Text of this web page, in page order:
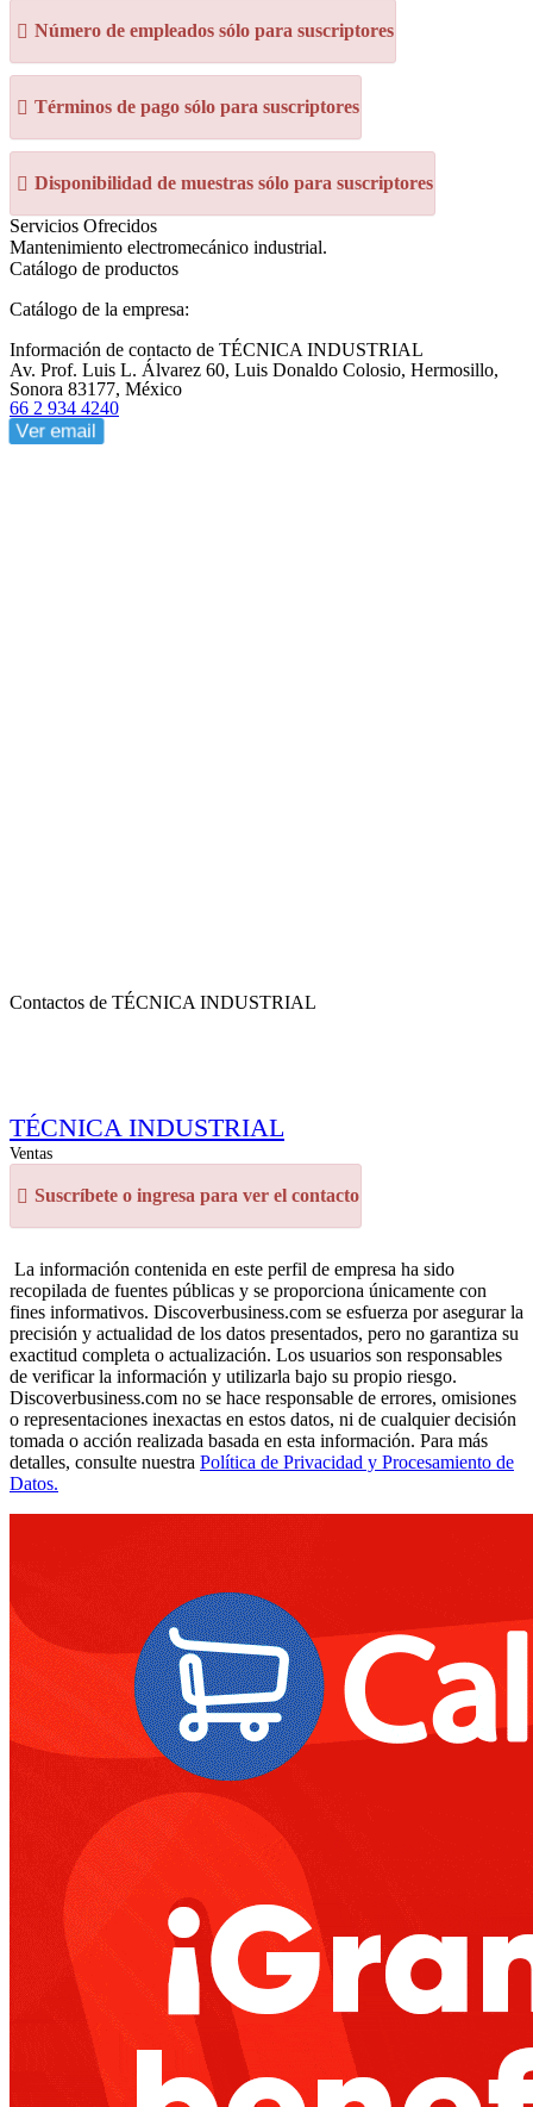
Número de empleados sólo para suscriptores
Términos de pago sólo para suscriptores
Disponibilidad de muestras sólo para suscriptores
Servicios Ofrecidos
Mantenimiento electromecánico industrial.
Catálogo de productos
Catálogo de la empresa:
Información de contacto de TÉCNICA INDUSTRIAL
Av. Prof. Luis L. Álvarez 60, Luis Donaldo Colosio, Hermosillo,
Sonora 83177, México
66 2 934 4240
Ver email
Contactos de TÉCNICA INDUSTRIAL
TÉCNICA INDUSTRIAL
Ventas
Suscríbete o ingresa para ver el contacto
La información contenida en este perfil de empresa ha sido
recopilada de fuentes públicas y se proporciona únicamente con
fines informativos. Discoverbusiness.com se esfuerza por asegurar la
precisión y actualidad de los datos presentados, pero no garantiza su
exactitud completa o actualización. Los usuarios son responsables
de verificar la información y utilizarla bajo su propio riesgo.
Discoverbusiness.com no se hace responsable de errores, omisiones
o representaciones inexactas en estos datos, ni de cualquier decisión
tomada o acción realizada basada en esta información. Para más
detalles, consulte nuestra Política de Privacidad y Procesamiento de
Datos.